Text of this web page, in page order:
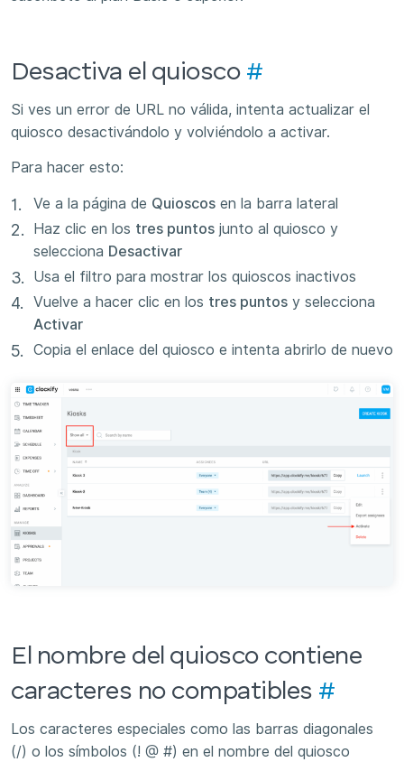
Desactiva el quiosco #
Si ves un error de URL no válida, intenta actualizar el
quiosco desactivándolo y volviéndolo a activar.
Para hacer esto:
Ve a la página de Quioscos en la barra lateral
Haz clic en los tres puntos junto al quiosco y
selecciona Desactivar
Usa el filtro para mostrar los quioscos inactivos
Vuelve a hacer clic en los tres puntos y selecciona
Activar
Copia el enlace del quiosco e intenta abrirlo de nuevo
El nombre del quiosco contiene
caracteres no compatibles #
Los caracteres especiales como las barras diagonales
(/) o los símbolos (! @ #) en el nombre del quiosco